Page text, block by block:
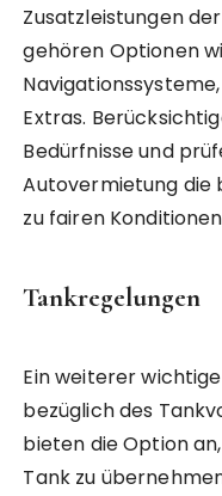
Zusatzleistungen
gehören Optionen
Extras.
Bedürfnisse und
Autovermietung die
zu fairen
Tankregelungen
Ein weiterer
bezüglich des
bieten die Option
Tank zu